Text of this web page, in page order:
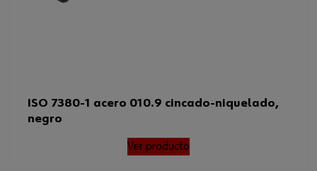
ISO 7380-1 acero 010.9 cincado-niquelado,
negro
Ver producto